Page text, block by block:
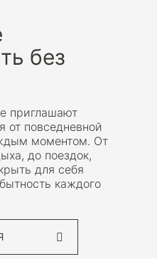
без
приглашают
от повседневной
моментом. От
до поездок,
для себя
каждого